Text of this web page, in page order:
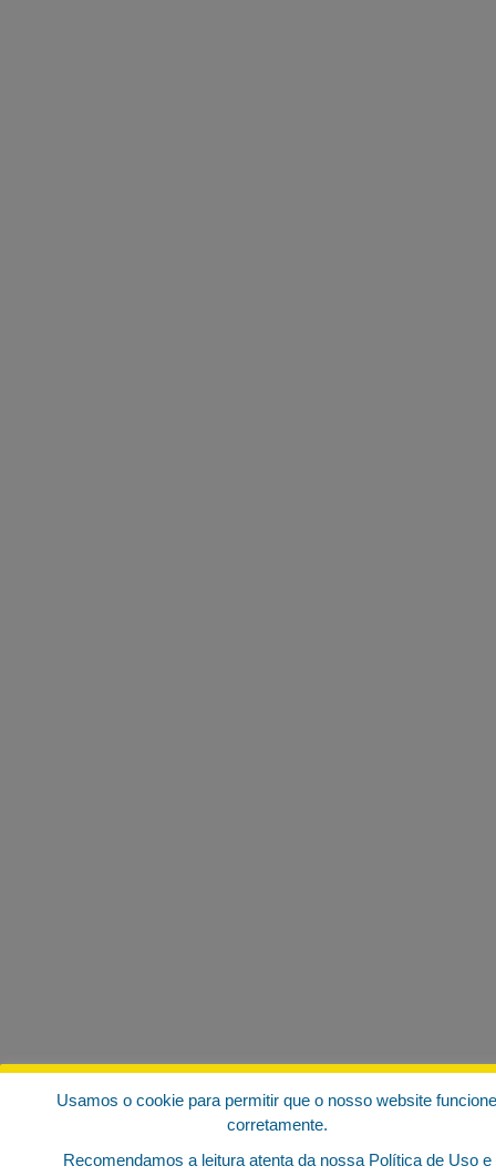
Usamos o cookie para permitir que o nosso website funcione
corretamente.
Recomendamos a leitura atenta da nossa Política de Uso e